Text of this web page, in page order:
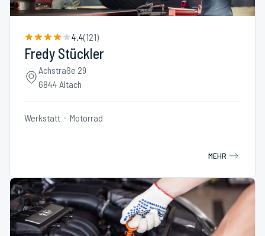
4.4(121)
Fredy Stückler
Achstraße 29
6844 Altach
Werkstatt Motorrad
MEHR